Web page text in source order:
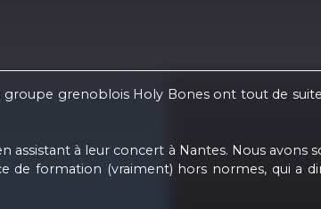
grenoblois ⁠Holy Bones⁠ ont tout de
assistant à leur concert à Nantes. Nous avons
de formation (vraiment) hors normes, qui a